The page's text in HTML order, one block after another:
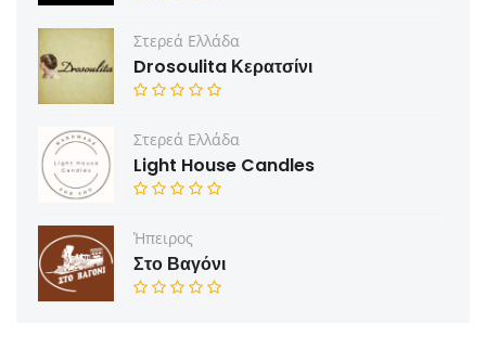
Στερεά Ελλάδα
Drosoulita Κερατσίνι
Στερεά Ελλάδα
Light House Candles
Ήπειρος
Στο Βαγόνι